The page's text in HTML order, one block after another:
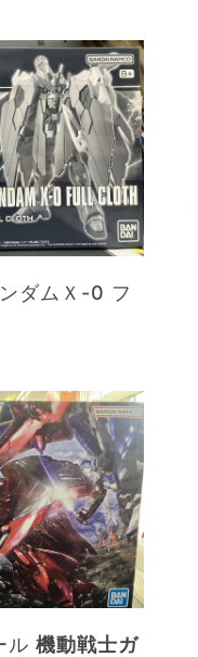
ダムＸ-0 フ
ル 機動戦士ガ